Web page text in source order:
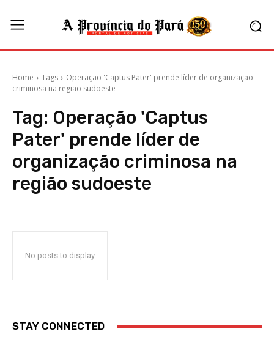
Home Tags
Operação 'Captus Pater' prende líder de organização
criminosa na região sudoeste
Tag: Operação 'Captus
Pater' prende líder de
organização criminosa na
região sudoeste
No posts to display
STAY CONNECTED